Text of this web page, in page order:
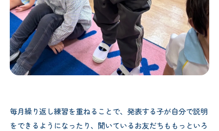
毎月繰り返し練習を重ねることで、発表する子が自分で説明
をできるようになったり、聞いているお友だちももっといろ